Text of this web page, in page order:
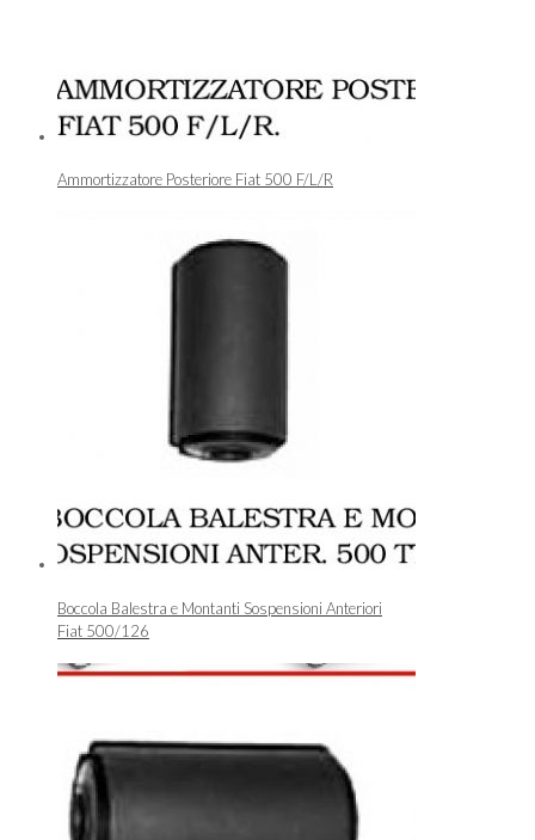
Ammortizzatore Posteriore Fiat 500 F/L/R
Boccola Balestra e Montanti Sospensioni Anteriori
Fiat 500/126